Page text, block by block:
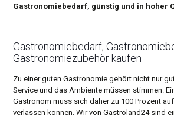
Gastronomiebedarf, günstig und in hoher
Gastronomiebedarf,
Gastronomiezubehör kaufen
Zu einer guten Gastronomie gehört nicht nur
Service und das Ambiente müssen stimmen.
Gastronom muss sich daher zu 100 Prozent
verlassen können. Wir von Gastroland24 sind